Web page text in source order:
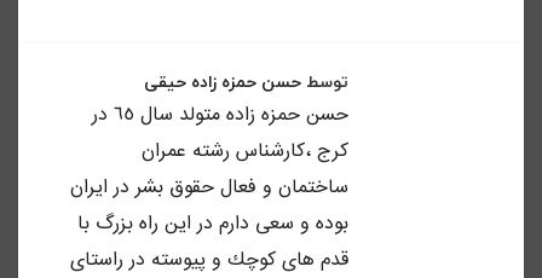
توسط حسن حمزه زاده حیقی
حسن حمزه زاده متولد سال ٦٥ در
كرج ،كارشناس رشته عمران
ساختمان و فعال حقوق بشر در ايران
بوده و سعى دارم در اين راه بزرگ با
قدم هاى كوچك و پيوسته در راستاى